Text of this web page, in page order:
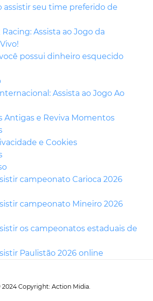
assistir seu time preferido de
Assista ao Jogo da
possui dinheiro esquecido
Assista ao Jogo Ao
Antigas e Reviva Momentos
e Cookies
campeonato Carioca 2026
campeonato Mineiro 2026
os campeonatos estaduais de
Paulistão 2026 online
2024 Copyright: Action Midia.